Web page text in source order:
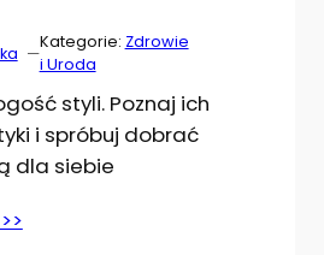
—
Kategorie: Zdrowie
i Uroda
styli. Poznaj ich
i spróbuj dobrać
dla siebie